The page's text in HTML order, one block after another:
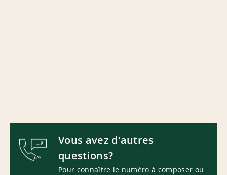
Vous avez d'autres
questions?
Pour connaître le numéro à composer ou